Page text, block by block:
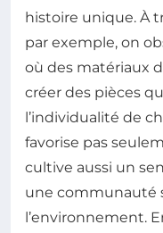
histoire unique. À
par exemple, on
où des matériaux
créer des pièces
l’individualité de
favorise pas
cultive aussi un
une communauté
l’environnement.